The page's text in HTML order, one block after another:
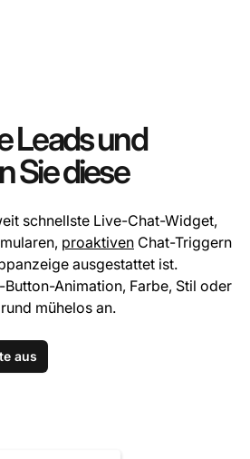
Leads und
Sie diese
schnellste Live-Chat-Widget,
proaktiven Chat-Triggern
ausgestattet ist.
Button-Animation, Farbe, Stil oder
mühelos an.
aus